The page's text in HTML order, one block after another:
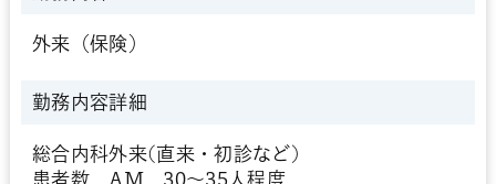
外来（保険）
勤務内容詳細
総合内科外来(直来・初診など)
患者数 AM 30～35人程度